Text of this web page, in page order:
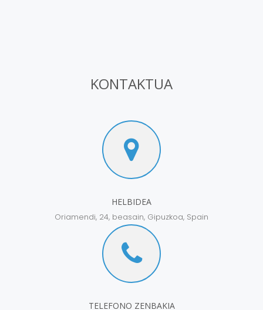
KONTAKTUA
HELBIDEA
Oriamendi, 24, beasain, Gipuzkoa, Spain
TELEFONO ZENBAKIA